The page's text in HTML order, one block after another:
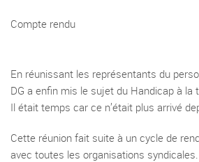
Compte rendu
En réunissant les représentants du
DG a enfin mis le sujet du Handicap à la
Il était temps car ce n’était plus arrivé
Cette réunion fait suite à un cycle de
avec toutes les organisations syndicales.